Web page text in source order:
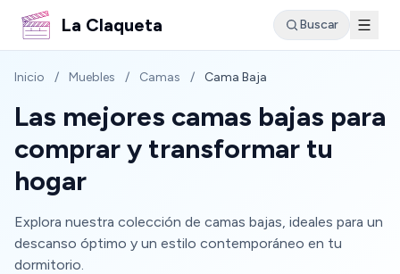
La Claqueta Buscar
Inicio / Muebles / Camas / Cama Baja
Las mejores camas bajas para
comprar y transformar tu
hogar
Explora nuestra colección de camas bajas, ideales para un
descanso óptimo y un estilo contemporáneo en tu
dormitorio.